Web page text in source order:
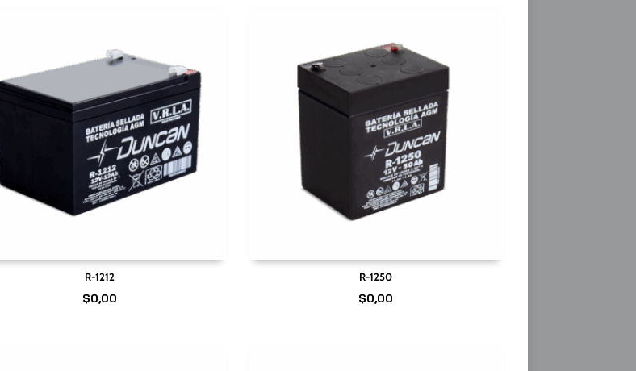
R-1212
$0,00
R-1250
$0,00